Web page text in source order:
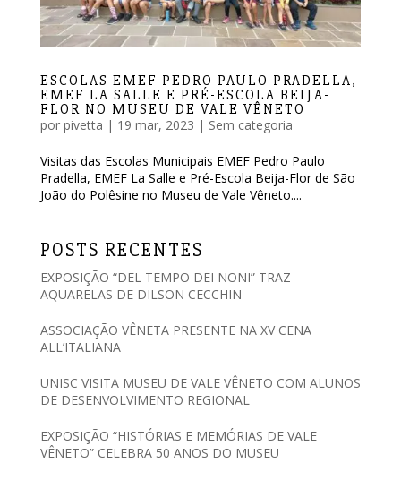
ESCOLAS EMEF PEDRO PAULO PRADELLA,
EMEF LA SALLE E PRÉ-ESCOLA BEIJA-
FLOR NO MUSEU DE VALE VÊNETO
por pivetta | 19 mar, 2023 | Sem categoria
Visitas das Escolas Municipais EMEF Pedro Paulo
Pradella, EMEF La Salle e Pré-Escola Beija-Flor de São
João do Polêsine no Museu de Vale Vêneto....
POSTS RECENTES
EXPOSIÇÃO “DEL TEMPO DEI NONI” TRAZ
AQUARELAS DE DILSON CECCHIN
ASSOCIAÇÃO VÊNETA PRESENTE NA XV CENA
ALL’ITALIANA
UNISC VISITA MUSEU DE VALE VÊNETO COM ALUNOS
DE DESENVOLVIMENTO REGIONAL
EXPOSIÇÃO “HISTÓRIAS E MEMÓRIAS DE VALE
VÊNETO” CELEBRA 50 ANOS DO MUSEU